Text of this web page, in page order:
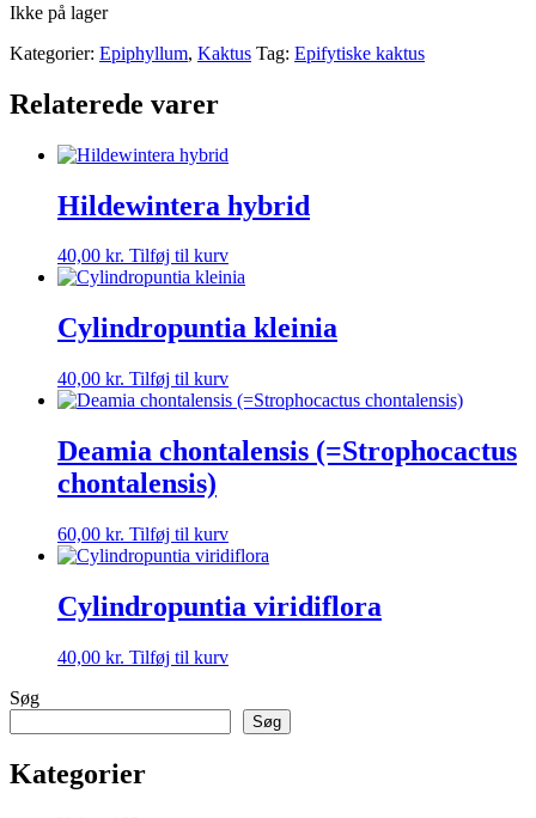
Ikke på lager
Kategorier: Epiphyllum, Kaktus Tag: Epifytiske kaktus
Relaterede varer
Hildewintera hybrid
40,00 kr. Tilføj til kurv
Cylindropuntia kleinia
40,00 kr. Tilføj til kurv
Deamia chontalensis (=Strophocactus
chontalensis)
60,00 kr. Tilføj til kurv
Cylindropuntia viridiflora
40,00 kr. Tilføj til kurv
Søg
Søg
Kategorier